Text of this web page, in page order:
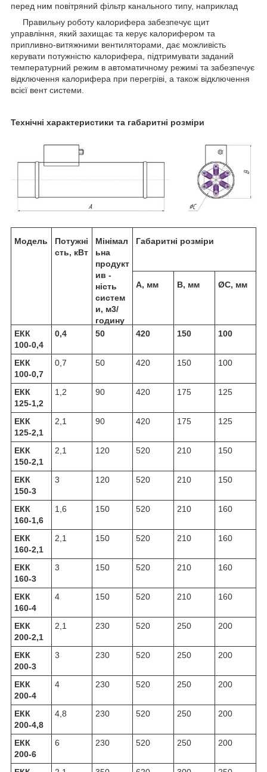
перед ним повітряний фільтр канального типу, наприклад
Правильну роботу калорифера забезпечує щит
управління, який захищає та керує калорифером та
припливно-витяжними вентиляторами, дає можливість
керувати потужністю калорифера, підтримувати заданий
температурний режим в автоматичному режимі та забезпечує
відключення калорифера при перегріві, а також відключення
всієї вент системи.
Технічні характеристики та габаритні розміри
Модель
Потужні
сть, кВт
Мінімал
ьна
продукт
ив -
ність
систем
и, м3/
годину
Габаритні розміри
A, мм B, мм ØC, мм
ЕКК
100-0,4
0,4 50 420 150 100
ЕКК
100-0,7
0,7 50 420 150 100
ЕКК
125-1,2
1,2 90 420 175 125
ЕКК
125-2,1
2,1 90 420 175 125
ЕКК
150-2,1
2,1 120 520 210 150
ЕКК
150-3
3 120 520 210 150
ЕКК
160-1,6
1,6 150 520 210 160
ЕКК
160-2,1
2,1 150 520 210 160
ЕКК
160-3
3 150 520 210 160
ЕКК
160-4
4 150 520 210 160
ЕКК
200-2,1
2,1 230 520 250 200
ЕКК
200-3
3 230 520 250 200
ЕКК
200-4
4 230 520 250 200
ЕКК
200-4,8
4,8 230 520 250 200
ЕКК
200-6
6 230 520 250 200